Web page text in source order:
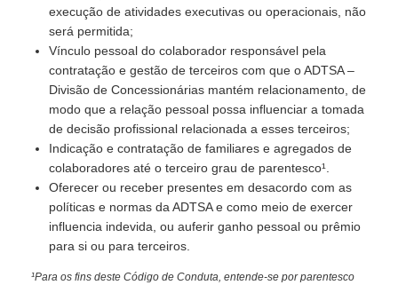
execução de atividades executivas ou operacionais, não
será permitida;
Vínculo pessoal do colaborador responsável pela
contratação e gestão de terceiros com que o ADTSA –
Divisão de Concessionárias mantém relacionamento, de
modo que a relação pessoal possa influenciar a tomada
de decisão profissional relacionada a esses terceiros;
Indicação e contratação de familiares e agregados de
colaboradores até o terceiro grau de parentesco¹.
Oferecer ou receber presentes em desacordo com as
políticas e normas da ADTSA e como meio de exercer
influencia indevida, ou auferir ganho pessoal ou prêmio
para si ou para terceiros.
¹Para os fins deste Código de Conduta, entende-se por parentesco